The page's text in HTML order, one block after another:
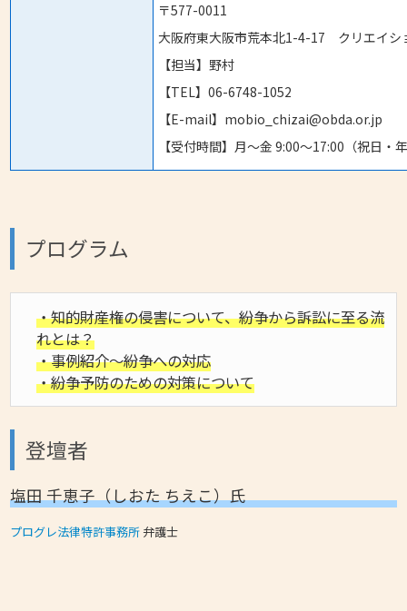
〒577-0011
大阪府東大阪市荒本北1-4-17 クリエイシ
【担当】野村
【TEL】06-6748-1052
【E-mail】mobio_chizai@obda.or.jp
【受付時間】月～金 9:00～17:00（祝日・
プログラム
・知的財産権の侵害について、紛争から訴訟に至る流
れとは？
・事例紹介～紛争への対応
・紛争予防のための対策について
登壇者
塩田 千恵子（しおた ちえこ）氏
プログレ法律特許事務所 弁護士